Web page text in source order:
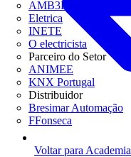
AMB3E
Eletrica
INETE
O electricista
Parceiro do Setor
ANIMEE
KNX Portugal
Distribuidor
Bresimar Automação
FFonseca
Voltar para Academia